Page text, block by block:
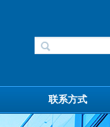
联系方式